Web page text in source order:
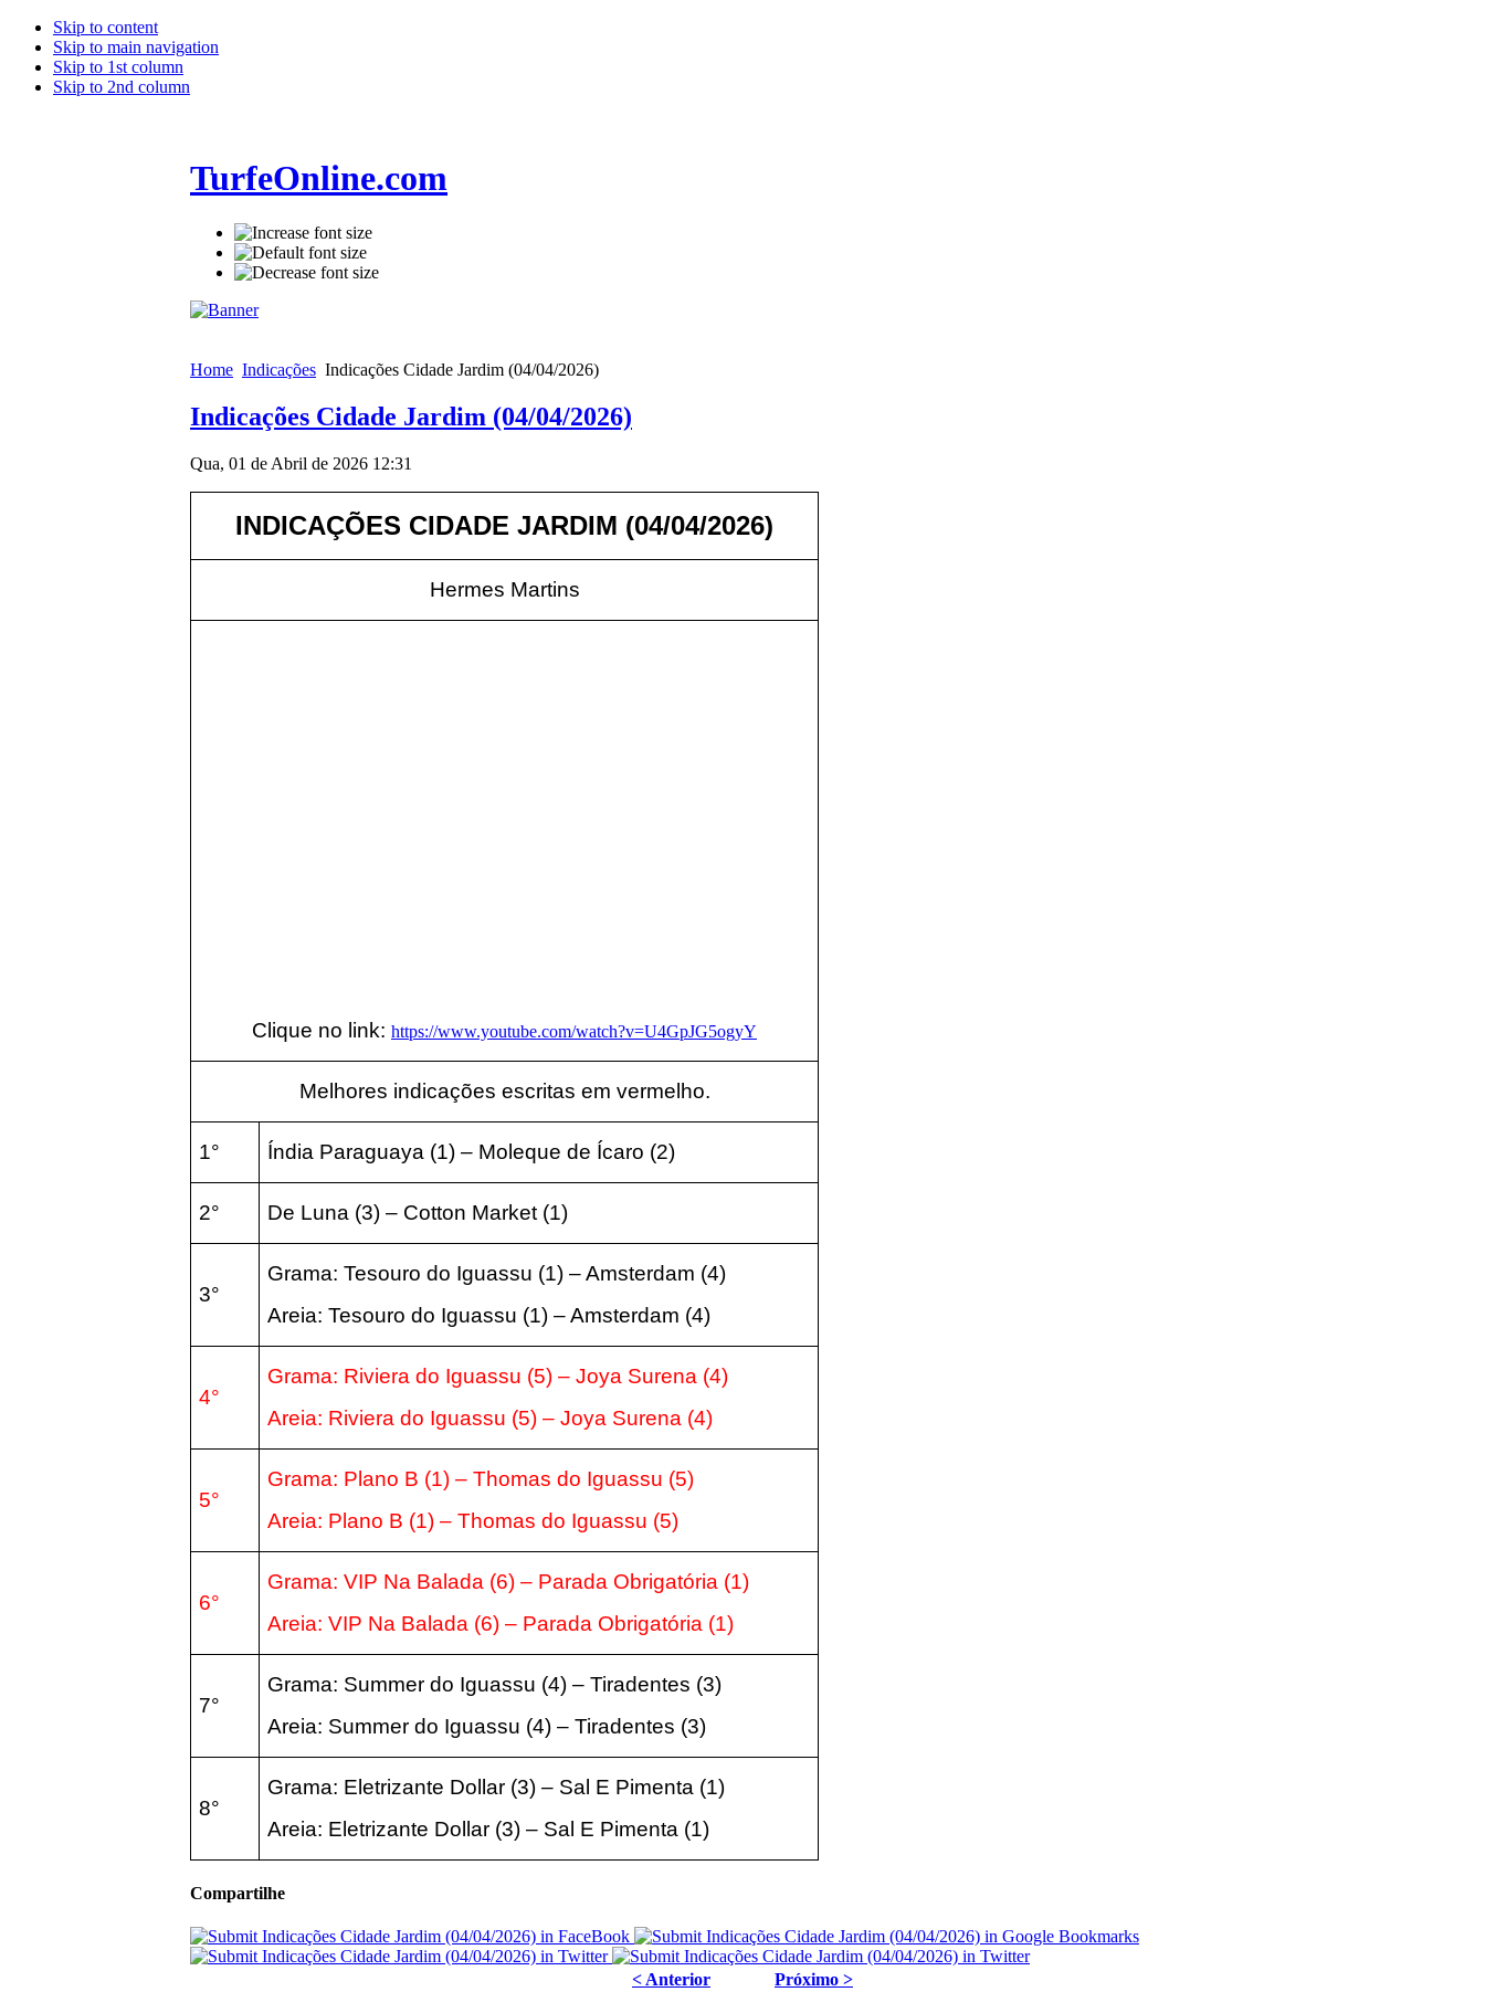
Skip to content
Skip to main navigation
Skip to 1st column
Skip to 2nd column
TurfeOnline.com
Home Indicações Indicações Cidade Jardim (04/04/2026)
Indicações Cidade Jardim (04/04/2026)
Qua, 01 de Abril de 2026 12:31
INDICAÇÕES CIDADE JARDIM (04/04/2026)
Hermes Martins
Clique no link: https://www.youtube.com/watch?v=U4GpJG5ogyY
Melhores indicações escritas em vermelho.
1° Índia Paraguaya (1) – Moleque de Ícaro (2)
2° De Luna (3) – Cotton Market (1)
3°
Grama: Tesouro do Iguassu (1) – Amsterdam (4)
Areia:Tesouro do Iguassu (1) – Amsterdam (4)
4°
Grama: Riviera do Iguassu (5) – Joya Surena (4)
Areia: Riviera do Iguassu (5) – Joya Surena (4)
5°
Grama: Plano B (1) – Thomas do Iguassu (5)
Areia: Plano B (1) – Thomas do Iguassu (5)
6°
Grama: VIP Na Balada (6) – Parada Obrigatória (1)
Areia:VIP Na Balada (6) – Parada Obrigatória (1)
7°
Grama: Summer do Iguassu (4) – Tiradentes (3)
Areia: Summer do Iguassu (4) – Tiradentes (3)
8°
Grama: Eletrizante Dollar (3) – Sal E Pimenta (1)
Areia: Eletrizante Dollar (3) – Sal E Pimenta (1)
Compartilhe
< Anterior Próximo >